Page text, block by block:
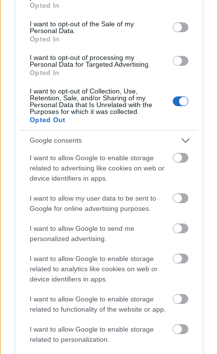
use your data for below specified purposes in below Google
consent section.
Opted In
I want to opt-out of the Sale of my
Personal Data.
Opted In
I want to opt-out of processing my
Personal Data for Targeted Advertising.
Opted In
I want to opt-out of Collection, Use,
Retention, Sale, and/or Sharing of my
Personal Data that Is Unrelated with the
Purposes for which it was collected.
Opted Out
Google consents
I want to allow Google to enable storage
related to advertising like cookies on web or
device identifiers in apps.
I want to allow my user data to be sent to
Google for online advertising purposes.
I want to allow Google to send me
personalized advertising.
I want to allow Google to enable storage
related to analytics like cookies on web or
device identifiers in apps.
I want to allow Google to enable storage
related to functionality of the website or app.
I want to allow Google to enable storage
related to personalization.
A legmagasabb fehérjetartalommal
tekintettel az itthon ritkán kapható fodros
kelre, de a brokkoli és a gomba is jó forrásnak
minősülnek.
Egyéb különleges kiegészítők
Az egyik legmenőbb húshelyettesítő a
szejtán, amit magyarul búzahúsnak szoktak
fordítani. A búzasikérből, tehát a gabonának a
fehérjében gazdag részéből készült
alapanyagot éppen úgy lehet felhasználni,
mint a húsféléket, és a proteintartalma is
megegyezik azzal. Vegetáriánusok kedvelt
alapanyaga még a chia mag és a quinoa is,
valamint a spirulina nevű alga, ezek mind
segíthetik megdobni egy-egy étkezés
fehérjetartalmát.
Fotó: Ács Bori/Sóbors, Getty Images
egészség protein húsmentes